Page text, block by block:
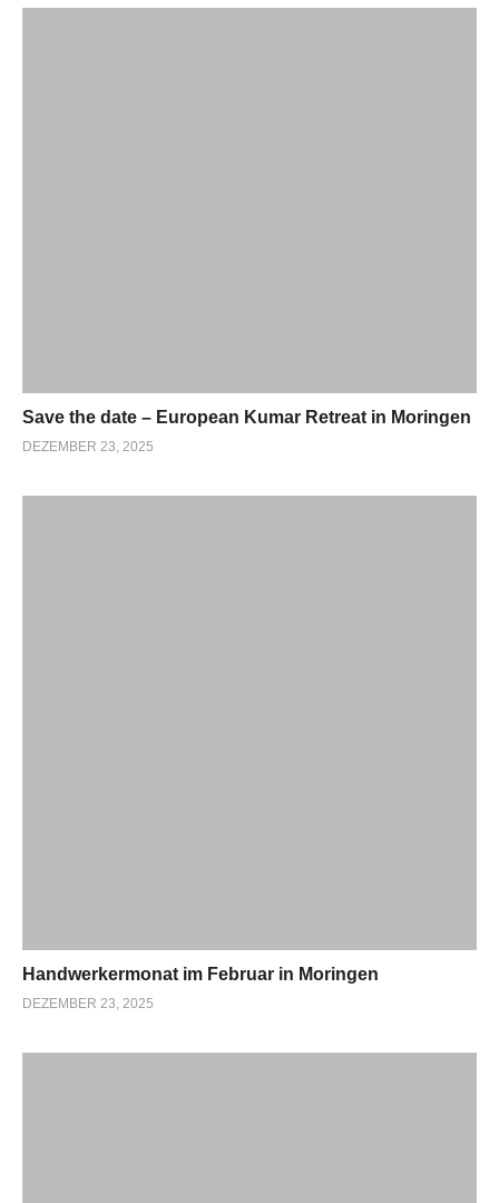
Save the date – European Kumar Retreat in Moringen
DEZEMBER 23, 2025
Handwerkermonat im Februar in Moringen
DEZEMBER 23, 2025